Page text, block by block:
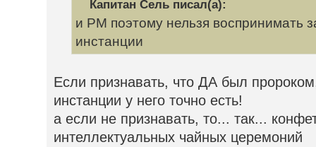
Капитан Сель писал(а):
и РМ поэтому нельзя воспринимать
инстанции
Если признавать, что ДА был
инстанции у него точно есть!
а если не признавать, то... так...
интеллектуальных чайных церемоний